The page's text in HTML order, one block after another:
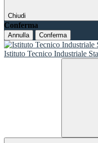
Chiudi
Conferma
Annulla Conferma
Istituto Tecnico Industriale